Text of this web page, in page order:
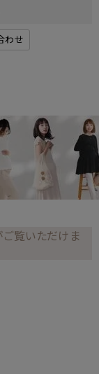
ご覧いただけま